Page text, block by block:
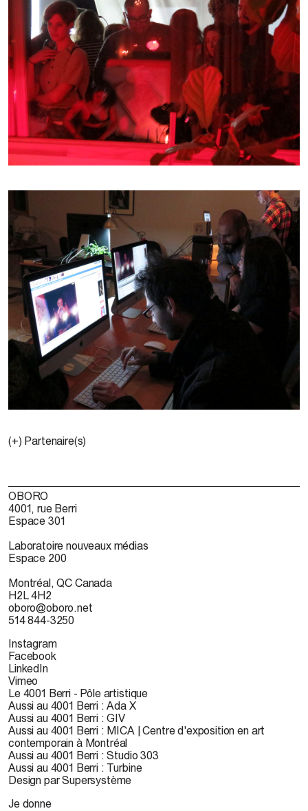
(+) Partenaire(s)
OBORO
4001, rue Berri
Espace 301
Laboratoire nouveaux médias
Espace 200
Montréal, QC Canada
H2L 4H2
oboro@oboro.net
514 844-3250
Instagram
Facebook
LinkedIn
Vimeo
Le 4001 Berri - Pôle artistique
Aussi au 4001 Berri : Ada X
Aussi au 4001 Berri : GIV
Aussi au 4001 Berri : MICA | Centre d'exposition en art
contemporain à Montréal
Aussi au 4001 Berri : Studio 303
Aussi au 4001 Berri : Turbine
Design par Supersystème
Je donne